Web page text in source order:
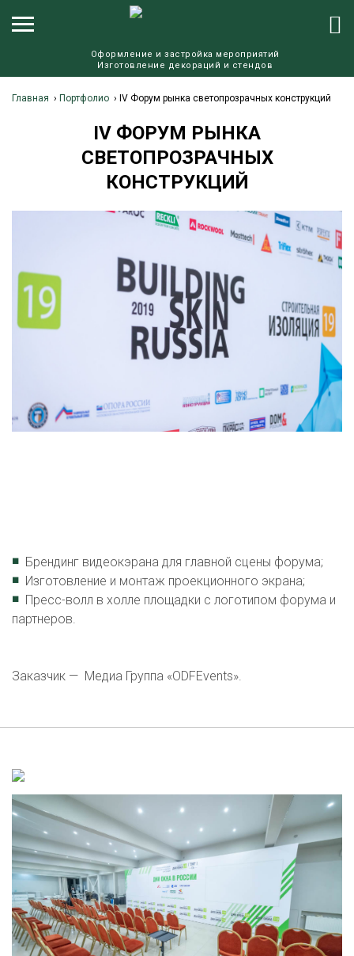
Оформление и застройка мероприятий
Изготовление декораций и стендов
О
Главная › Портфолио › IV Форум рынка светопрозрачных конструкций
IV ФОРУМ РЫНКА
СВЕТОПРОЗРАЧНЫХ
КОНСТРУКЦИЙ
■ Брендинг видеокэрана для главной сцены форума;
■ Изготовление и монтаж проекционного экрана;
■ Пресс-волл в холле площадки с логотипом форума и
партнеров.
Заказчик — Медиа Группа «ODFEvents».